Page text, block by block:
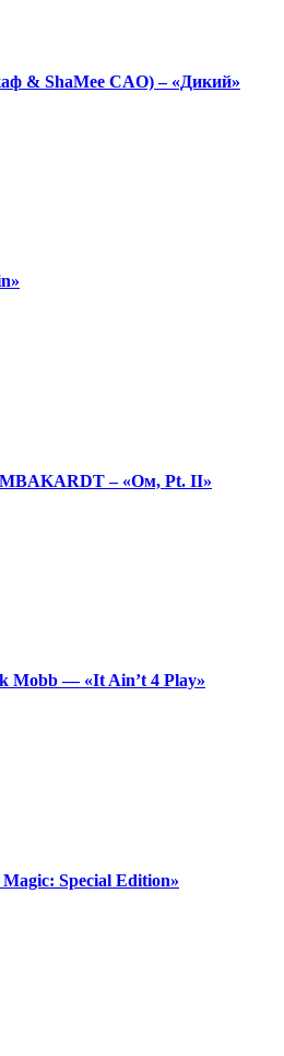
& ShaMee CAO) – «Дикий»
MBAKARDT – «Ом, Pt. II»
Mobb — «It Ain’t 4 Play»
Special Edition»